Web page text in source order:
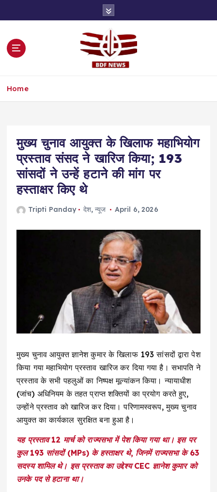
Home
मुख्य चुनाव आयुक्त के खिलाफ महाभियोग
प्रस्ताव संसद ने खारिज किया; 193
सांसदों ने उन्हें हटाने की मांग पर
हस्ताक्षर किए थे
Tripti Panday देश,न्यूज April 6, 2026
मुख्य चुनाव आयुक्त ज्ञानेश कुमार के खिलाफ 193 सांसदों द्वारा पेश
किया गया महाभियोग प्रस्ताव खारिज कर दिया गया है। सभापति ने
प्रस्ताव के सभी पहलुओं का निष्पक्ष मूल्यांकन किया। न्यायाधीश
(जांच) अधिनियम के तहत प्राप्त शक्तियों का प्रयोग करते हुए,
उन्होंने प्रस्ताव को खारिज कर दिया। परिणामस्वरूप, मुख्य चुनाव
आयुक्त का कार्यकाल सुरक्षित बना हुआ है।
यह प्रस्ताव 12 मार्च को राज्यसभा में पेश किया गया था। इस पर
कुल 193 सांसदों (MPs) के हस्ताक्षर थे, जिनमें राज्यसभा के 63
सदस्य शामिल थे। इस प्रस्ताव का उद्देश्य CEC ज्ञानेश कुमार को
उनके पद से हटाना था।